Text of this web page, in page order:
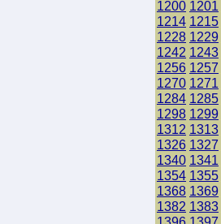
1200 1201
1214 1215
1228 1229
1242 1243
1256 1257
1270 1271
1284 1285
1298 1299
1312 1313
1326 1327
1340 1341
1354 1355
1368 1369
1382 1383